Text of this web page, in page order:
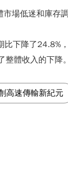
場低迷和庫存
下降了24.8%
體收入的下降
高速傳輸新紀元